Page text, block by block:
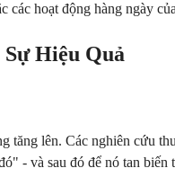
hoạt động hàng ngày
Hiệu Quả
lên. Các nghiên cứu
- và sau đó để nó tan biến